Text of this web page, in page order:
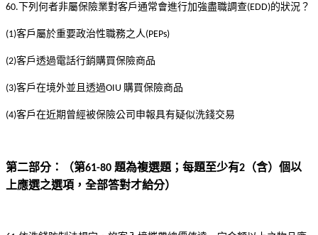
60. 下列何者非屬保險業對客戶通常會進行加強盡職調查(EDD)的狀況？
(1)客戶屬於重要政治性職務之人 (PEPs)
(2)客戶透過電話行銷購買保險商品
(3)客戶在境外並且透過OIU 購買保險商品
(4)客戶在近期曾經被保險公司申報具有疑似洗錢交易
第二部分：（第61-80 題為複選題；每題至少有2 （含）個以
上應選之選項，全部答對才給分）